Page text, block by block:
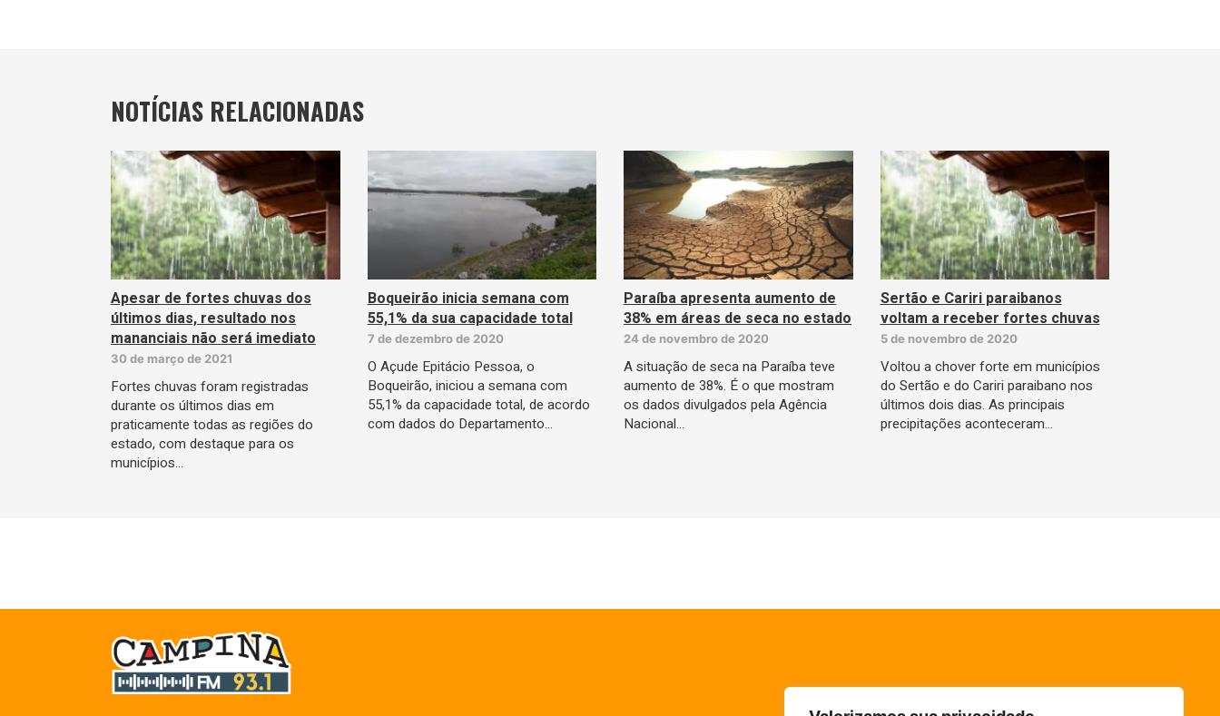
NOTÍCIAS RELACIONADAS
Apesar de fortes chuvas dos
últimos dias, resultado nos
mananciais não será imediato
30 de março de 2021
Fortes chuvas foram registradas
durante os últimos dias em
praticamente todas as regiões do
estado, com destaque para os
municípios…
Boqueirão inicia semana com
55,1% da sua capacidade total
7 de dezembro de 2020
O Açude Epitácio Pessoa, o
Boqueirão, iniciou a semana com
55,1% da capacidade total, de acordo
com dados do Departamento…
Paraíba apresenta aumento de
38% em áreas de seca no estado
24 de novembro de 2020
A situação de seca na Paraíba teve
aumento de 38%. É o que mostram
os dados divulgados pela Agência
Nacional…
Sertão e Cariri paraibanos
voltam a receber fortes chuvas
5 de novembro de 2020
Voltou a chover forte em municípios
do Sertão e do Cariri paraibano nos
últimos dois dias. As principais
precipitações aconteceram…